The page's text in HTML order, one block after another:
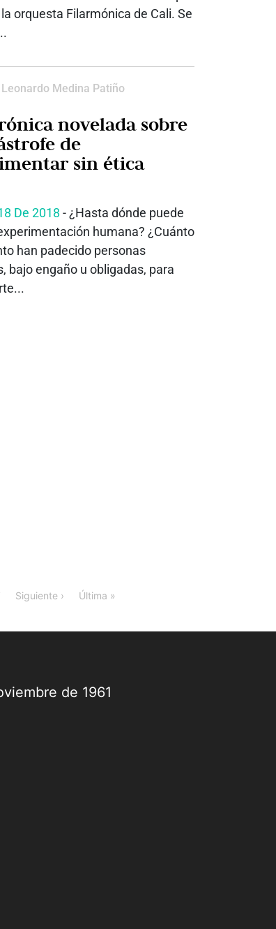
orquesta Filarmónica de Cali. Se
Leonardo Medina Patiño
novelada sobre
de
sin ética
De 2018 - ¿Hasta dónde puede
humana? ¿Cuánto
han padecido personas
bajo engaño u obligadas, para
Siguiente › Última »
de 1961